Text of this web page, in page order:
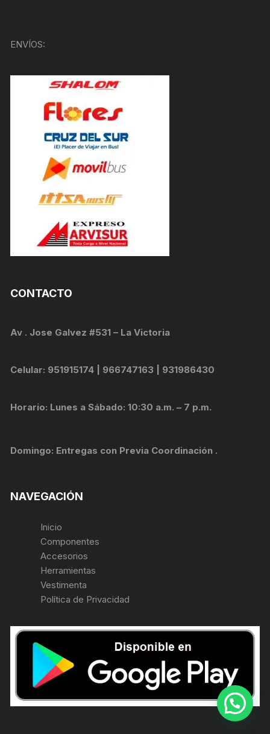
ENVÍOS:
CONTACTO
Av . Jose Galvez #531 – La Victoria
Celular: 951915174 | 966747163 | 931986430
Horario: Lunes a Sábado: 10:30 a.m. – 7 p.m.
Domingo: Entregas con Previa Coordinación .
NAVEGACIÓN
Inicio
Componentes
Accesorios
Herramientas
Vestimenta
Política de Privacidad